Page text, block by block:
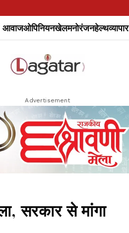
आवाजओपिनियनखेलमनोरंजनहेल्थव्यापार
Advertisement
सरकार से मांगा